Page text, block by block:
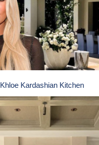
Khloe Kardashian Kitchen